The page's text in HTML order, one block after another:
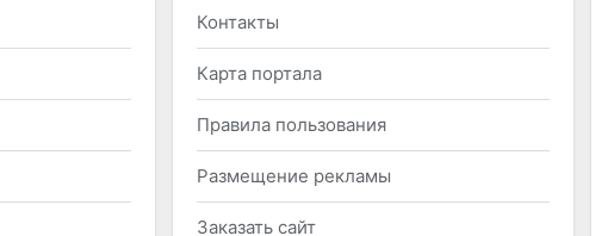
Контакты
Карта портала
Правила пользования
Размещение рекламы
Заказать сайт